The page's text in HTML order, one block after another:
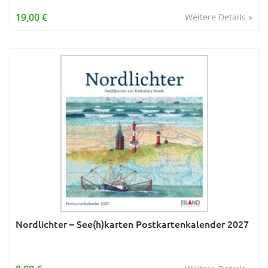
Young Adult
Weitere Details »
19,00 €
Nordlichter – See(h)karten Postkartenkalender 2027